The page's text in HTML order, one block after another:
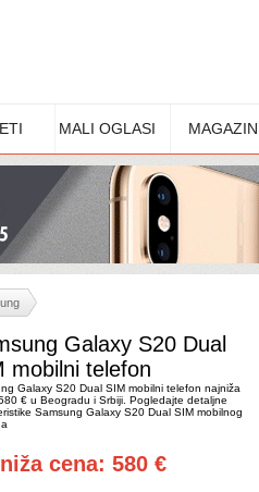
MALI OGLASI MAGAZIN
Galaxy S20 Dual
mobilni telefon
Galaxy S20 Dual SIM mobilni telefon najniža
€ u Beogradu i Srbiji. Pogledajte detaljne
Samsung Galaxy S20 Dual SIM mobilnog
cena: 580 €